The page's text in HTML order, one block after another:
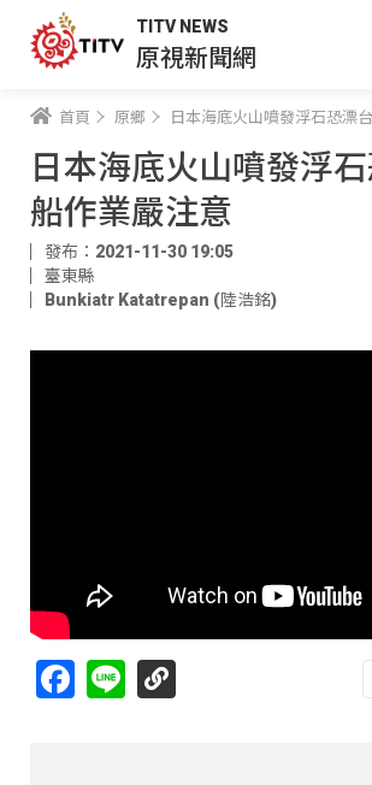
TITV NEWS
原視新聞網
首頁 原鄉 日本海底火山噴發浮石恐漂
日本海底火山噴發浮
船作業嚴注意
發布：2021-11-30 19:05
臺東縣
Bunkiatr Katatrepan (陸浩銘)
Facebook
Line